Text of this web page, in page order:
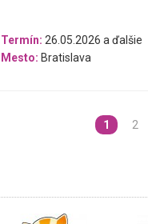
Termín: 26.05.2026 a ďalšie
Mesto: Bratislava
1 2